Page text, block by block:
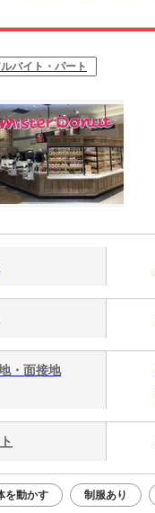
バイト・パート
・面接地
を動かす 制服あり